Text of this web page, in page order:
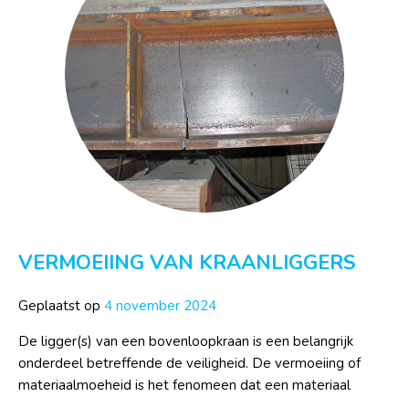
VERMOEIING VAN KRAANLIGGERS
Geplaatst op 4 november 2024
De ligger(s) van een bovenloopkraan is een belangrijk
onderdeel betreffende de veiligheid. De vermoeiing of
materiaalmoeheid is het fenomeen dat een materiaal